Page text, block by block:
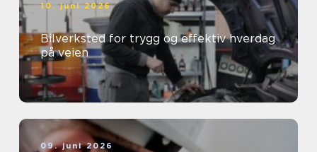
10. juni 2026
Bilverksted for trygg og effektiv hverdag
på veien
09. juni 2026